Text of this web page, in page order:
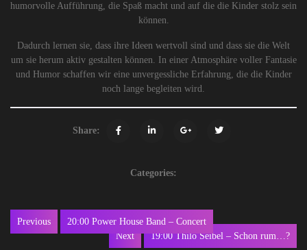
humorvolle Aufführung, die Spaß macht und auf die die Kinder stolz sein
können.
Dadurch lernen sie, dass ihre Ideen wertvoll sind und dass sie die Welt
um sie herum aktiv gestalten können. In einer Atmosphäre voller Fantasie
und Humor schaffen wir eine unvergessliche Erfahrung, die die Kinder
noch lange begleiten wird.
Share:
Categories:
Beitragsnavigation
Previous
Previous
20:00 Power House Band – Concert
Next
Next
19:00 Thilo Seibel – Schon rum…?